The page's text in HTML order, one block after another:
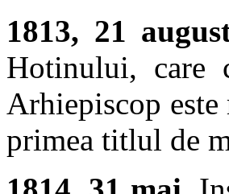
1813, 21
Hotinului, care
Arhiepiscop
primea titlul de